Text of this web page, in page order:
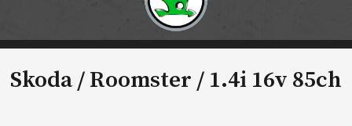
Skoda / Roomster / 1.4i 16v 85ch